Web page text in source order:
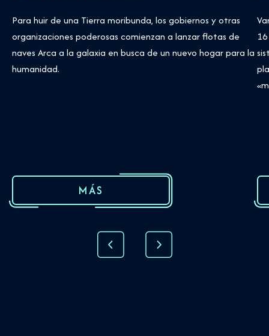
Para huir de una Tierra moribunda, los gobiernos y otras
organizaciones poderosas comienzan a lanzar flotas de
naves Arca a la galaxia en busca de un nuevo hogar para la
humanidad.
MÁS